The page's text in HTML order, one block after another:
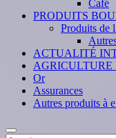
Café
PRODUITS
Produits de
ACTUALITÉ
AGRICULTURE
Or
Assurances
Autres produits à
Search